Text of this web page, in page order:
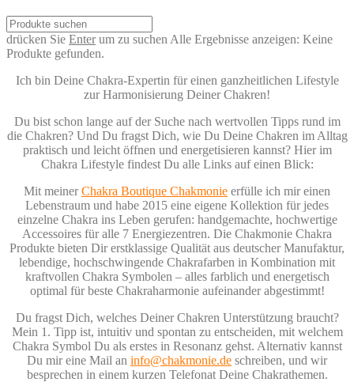
drücken Sie Enterum zu suchen Alle Ergebnisse anzeigen: Keine
Produkte gefunden.
Ich bin Deine Chakra-Expertin für einen ganzheitlichen Lifestyle
zur Harmonisierung Deiner Chakren!
Du bist schon lange auf der Suche nach wertvollen Tipps rund im
die Chakren? Und Du fragst Dich, wie Du Deine Chakren im Alltag
praktisch und leicht öffnen und energetisieren kannst? Hier im
Chakra Lifestyle findest Du alle Links auf einen Blick:
Mit meinerChakra Boutique Chakmonie erfülle ich mir einen
Lebenstraum und habe 2015 eine eigene Kollektion für jedes
einzelne Chakra ins Leben gerufen: handgemachte, hochwertige
Accessoires für alle 7 Energiezentren. Die Chakmonie Chakra
Produkte bieten Dir erstklassige Qualität aus deutscher Manufaktur,
lebendige, hochschwingende Chakrafarben in Kombination mit
kraftvollen Chakra Symbolen – alles farblich und energetisch
optimal für beste Chakraharmonie aufeinander abgestimmt!
Du fragst Dich, welches Deiner Chakren Unterstützung braucht?
Mein 1. Tipp ist, intuitiv und spontan zu entscheiden, mit welchem
Chakra Symbol Du als erstes in Resonanz gehst. Alternativ kannst
Du mir eine Mail an info@chakmonie.de schreiben, und wir
besprechen in einem kurzen Telefonat Deine Chakrathemen.